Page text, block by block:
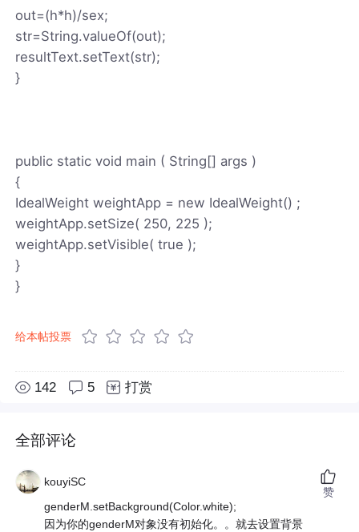
out=(h*h)/sex;
str=String.valueOf(out);
resultText.setText(str);
}
public static void main ( String[] args )
{
IdealWeight weightApp = new IdealWeight() ;
weightApp.setSize( 250, 225 );
weightApp.setVisible( true );
}
}
给本帖投票
142 5 打赏
全部评论
kouyiSC
genderM.setBackground(Color.white);
因为你的genderM对象没有初始化。。就去设置背景
赞